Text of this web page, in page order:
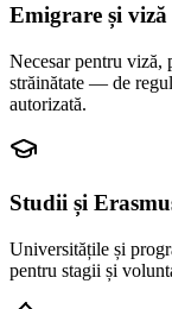
Emigrare și viză
Necesar pentru viză,
străinătate — de
autorizată.
Studii și
Universitățile și
pentru stagii și